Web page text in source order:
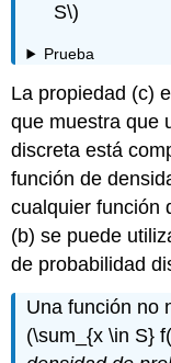
S\)
Prueba
La propiedad (c)
que muestra que
discreta está
función de
cualquier función
(b) se puede
de probabilidad
Una función no
(\sum_{x \in S}